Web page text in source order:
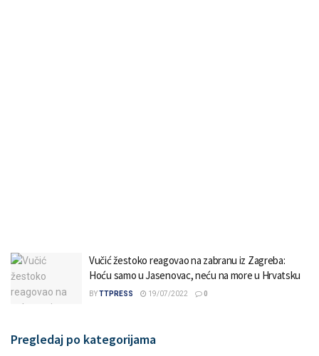
Vučić žestoko reagovao na zabranu iz Zagreba:
Hoću samo u Jasenovac, neću na more u Hrvatsku
BYTTPRESS 19/07/2022 0
Pregledaj po kategorijama